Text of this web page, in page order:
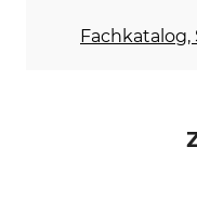
Fachkatalog,